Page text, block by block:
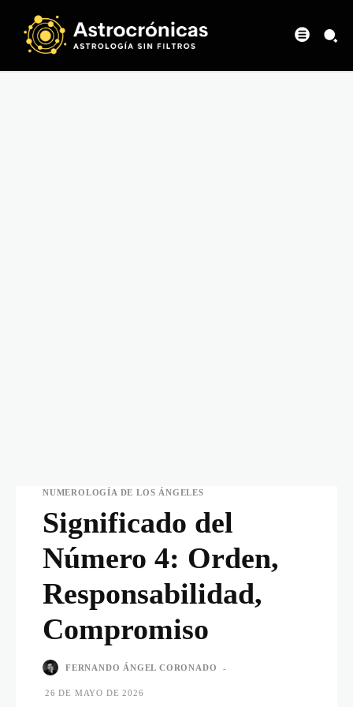
NUMEROLOGÍA DE LOS ÁNGELES
Significado del
Número 4: Orden,
Responsabilidad,
Compromiso
FERNANDO ÁNGEL CORONADO -
26 DE MAYO DE 2026